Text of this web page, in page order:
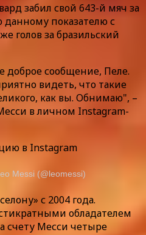
забил свой 643-й мяч за
данному показателю с
голов за бразильский
доброе сообщение, Пеле.
видеть, что такие
как вы. Обнимаю", –
в личном Instagram-
в Instagram
Messi (@leomessi)
с 2004 года.
обладателем
счету Месси четыре